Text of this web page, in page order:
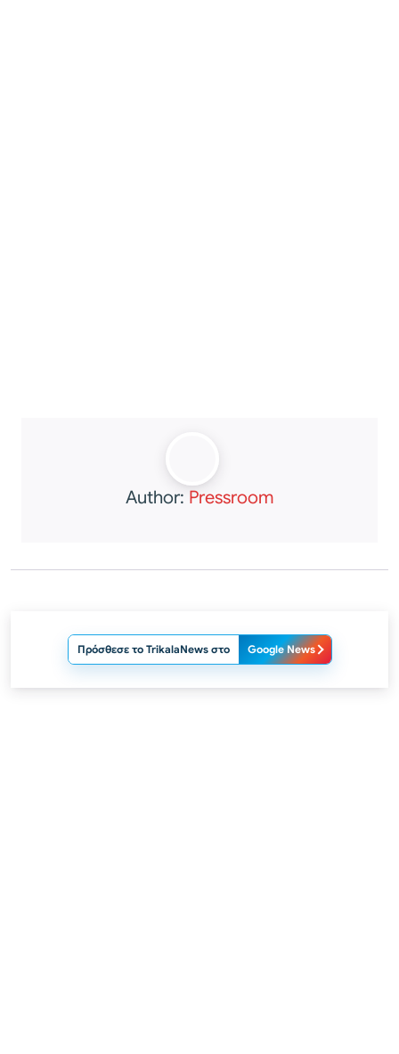
Author: Pressroom
Πρόσθεσε το TrikalaNews στο Google News